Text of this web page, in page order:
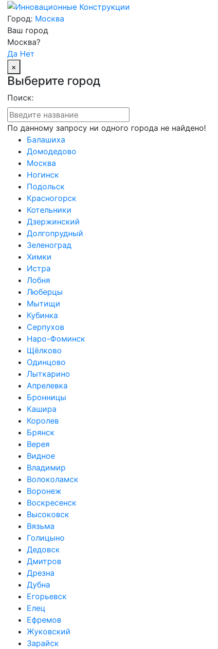
Город: Москва
Ваш город
Москва?
Да Нет
×
Выберите город
Поиск:
По данному запросу ни одного города не найдено!
Балашиха
Домодедово
Москва
Ногинск
Подольск
Красногорск
Котельники
Дзержинский
Долгопрудный
Зеленоград
Химки
Истра
Лобня
Люберцы
Мытищи
Кубинка
Серпухов
Наро-Фоминск
Щёлково
Одинцово
Лыткарино
Апрелевка
Бронницы
Кашира
Королев
Брянск
Верея
Видное
Владимир
Волоколамск
Воронеж
Воскресенск
Высоковск
Вязьма
Голицыно
Дедовск
Дмитров
Дрезна
Дубна
Егорьевск
Елец
Ефремов
Жуковский
Зарайск